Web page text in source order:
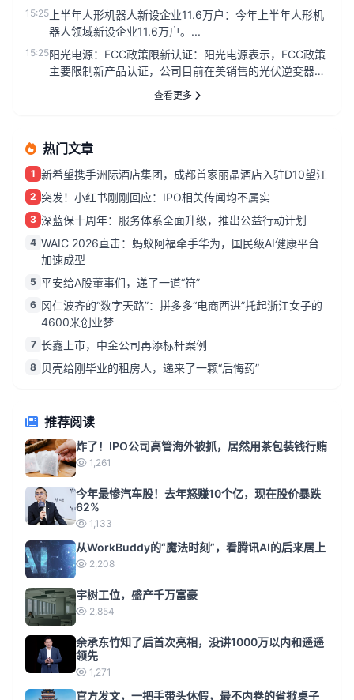
15:25 上半年人形机器人新设企业11.6万户：今年上半年人形机
器人领域新设企业11.6万户。...
15:25阳光电源：FCC政策限新认证：阳光电源表示，FCC政策
主要限制新产品认证，公司目前在美销售的光伏逆变器、
查看更多
热门文章
1 新希望携手洲际酒店集团，成都首家丽晶酒店入驻D10望江
2 突发！小红书刚刚回应：IPO相关传闻均不属实
3 深蓝保十周年：服务体系全面升级，推出公益行动计划
4 WAIC 2026直击：蚂蚁阿福牵手华为，国民级AI健康平台
加速成型
5 平安给A股董事们，递了一道“符”
6 冈仁波齐的“数字天路”：拼多多“电商西进”托起浙江女子的
4600米创业梦
7 长鑫上市，中金公司再添标杆案例
8 贝壳给刚毕业的租房人，递来了一颗“后悔药”
推荐阅读
炸了！IPO公司高管海外被抓，居然用茶包装钱行贿
1,261
今年最惨汽车股！去年怒赚10个亿，现在股价暴跌
62%
1,133
从WorkBuddy的“魔法时刻”，看腾讯AI的后来居上
2,208
宇树工位，盛产千万富豪
2,854
余承东竹知了后首次亮相，没讲1000万以内和遥遥
领先
1,271
官方发文，一把手带头休假，最不内卷的省掀桌子